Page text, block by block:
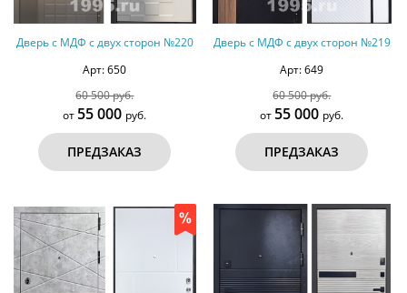
Дверь с МДФ с двух сторон №220
Арт: 650
60 500 руб.
от 55 000 руб.
ПРЕДЗАКАЗ
Дверь с МДФ с двух сторон №219
Арт: 649
60 500 руб.
от 55 000 руб.
ПРЕДЗАКАЗ